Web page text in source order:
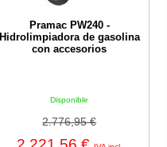
Pramac PW240 -
Hidrolimpiadora de gasolina
con accesorios
Disponible
2.776,95 €